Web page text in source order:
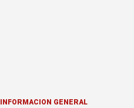
INFORMACION GENERAL